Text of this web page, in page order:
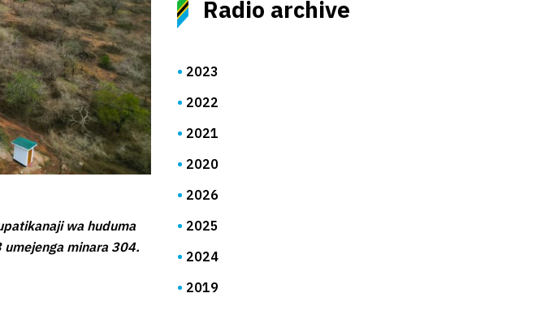
wa huduma
minara 304.
Radio archive
2023
2022
2021
2020
2026
2025
2024
2019